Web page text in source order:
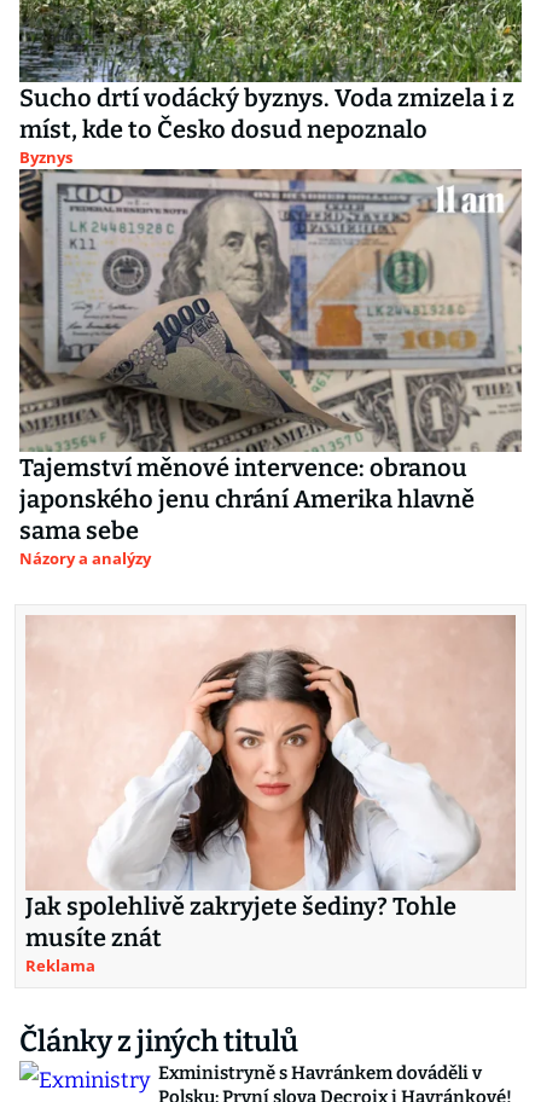
Sucho drtí vodácký byznys. Voda zmizela i z
míst, kde to Česko dosud nepoznalo
Byznys
Tajemství měnové intervence: obranou
japonského jenu chrání Amerika hlavně
sama sebe
Názory a analýzy
Jak spolehlivě zakryjete šediny? Tohle
musíte znát
Reklama
Články z jiných titulů
Exministryně s Havránkem dováděli v
Polsku: První slova Decroix i Havránkové!